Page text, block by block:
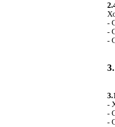
-
-
-
-
-
-